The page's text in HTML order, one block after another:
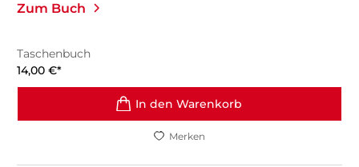
Zum Buch
Taschenbuch
14,00 €*
In den Warenkorb
Merken